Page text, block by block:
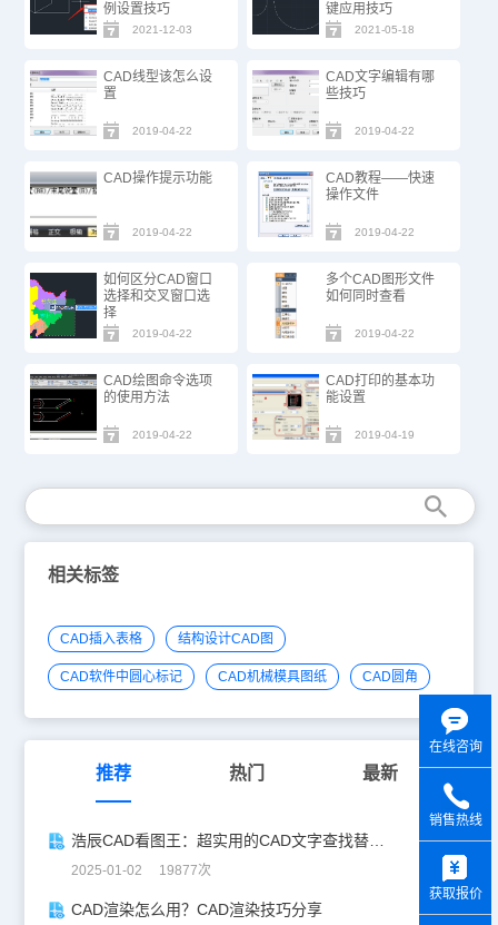
例设置技巧
2021-12-03
键应用技巧
2021-05-18
CAD线型该怎么设
置
2019-04-22
CAD文字编辑有哪
些技巧
2019-04-22
CAD操作提示功能
2019-04-22
CAD教程——快速
操作文件
2019-04-22
如何区分CAD窗口
选择和交叉窗口选
择
2019-04-22
多个CAD图形文件
如何同时查看
2019-04-22
CAD绘图命令选项
的使用方法
2019-04-22
CAD打印的基本功
能设置
2019-04-19
相关标签
CAD插入表格 结构设计CAD图
CAD软件中圆心标记 CAD机械模具图纸 CAD圆角
推荐 热门 最新
浩辰CAD看图王：超实用的CAD文字查找替换技巧分享！
2025-01-02 19877次
CAD渲染怎么用？CAD渲染技巧分享
在线咨询
销售热线
获取报价